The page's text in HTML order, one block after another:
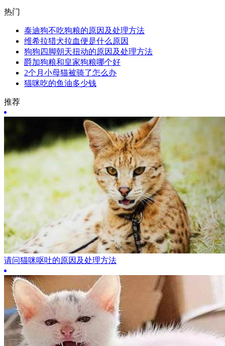
热门
泰迪狗不吃狗粮的原因及处理方法
维希拉猎犬拉血便是什么原因
狗狗四脚朝天扭动的原因及处理方法
爵加狗粮和皇家狗粮哪个好
2个月小母猫被骑了怎么办
猫咪吃的鱼油多少钱
推荐
请问猫咪呕吐的原因及处理方法